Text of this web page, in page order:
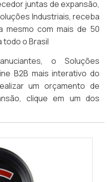
juntas de expansão,
Industriais, receba
mesmo com mais de 50
o Brasil
o Soluções
B2B mais interativo do
um orçamento de
clique em um dos